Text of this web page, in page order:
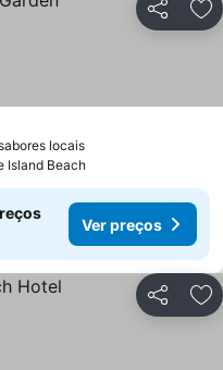
Partilhar
locais
Island Beach
Ver preços
Partilhar